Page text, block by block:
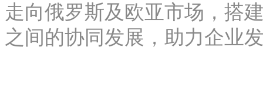
走向俄罗斯及欧亚市场，搭
之间的协同发展，助力企业